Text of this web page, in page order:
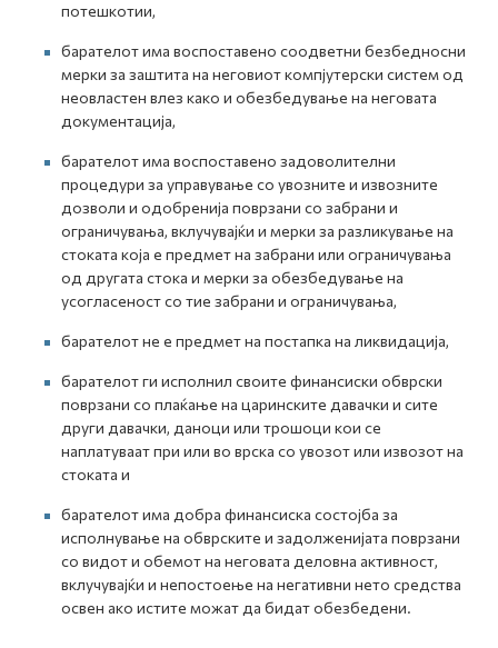
потешкотии,
барателот има воспоставено соодветни безбедносни
мерки за заштита на неговиот компјутерски систем од
неовластен влез како и обезбедување на неговата
документација,
барателот има воспоставено задоволителни
процедури за управување со увозните и извозните
дозволи и одобренија поврзани со забрани и
ограничувања, вклучувајќи и мерки за разликување на
стоката која е предмет на забрани или ограничувања
од другата стока и мерки за обезбедување на
усогласеност со тие забрани и ограничувања,
барателот не е предмет на постапка на ликвидација,
барателот ги исполнил своите финансиски обврски
поврзани со плаќање на царинските давачки и сите
други давачки, даноци или трошоци кои се
наплатуваат при или во врска со увозот или извозот на
стоката и
барателот има добра финансиска состојба за
исполнување на обврските и задолженијата поврзани
со видот и обемот на неговата деловна активност,
вклучувајќи и непостоење на негативни нето средства
освен ако истите можат да бидат обезбедени.